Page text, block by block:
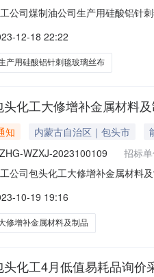
公司煤制油公司生产用硅酸铝针
议；采购人采购管理部门负责受
12-18 22:22
产用硅酸铝针刺毯玻璃丝布
化工大修增补金属材料
知 内蒙古自治区｜包头市
WZXJ-2023100109 招标单
公司包头化工大修增补金属材料
受理采购投诉。异议接收单位：
10-19 19:16
修增补金属材料及制品
化工4月低值易耗品询价